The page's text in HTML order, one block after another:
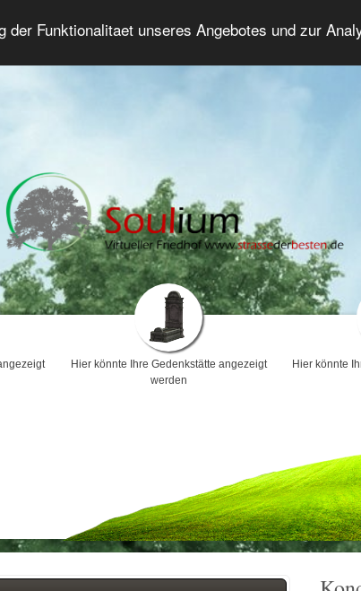
Funktionalitaet unseres Angebotes und zur
Trauerforum Erweiterte Suche
Hier könnte Ihre Gedenkstätte angezeigt
werden
Hier könnte